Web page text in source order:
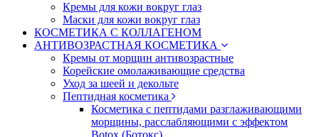
Кремы для кожи вокруг глаз
Маски для кожи вокруг глаз
КОСМЕТИКА С КОЛЛАГЕНОМ
АНТИВОЗРАСТНАЯ КОСМЕТИКА
Кремы от морщин антивозрастные
Корейские омолаживающие средства
Уход за шеей и декольте
Пептидная косметика
Косметика с пептидами разглаживающими
морщины, расслабляющими с эффектом
Botox (Ботокс)